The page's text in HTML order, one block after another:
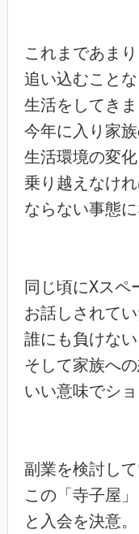
これまであま
追い込むことな
生活をしてきま
今年に入り家族
生活環境の変
乗り越えなけ
ならない事態に
同じ頃にXスペ
お話しされて
誰にも負けない
そして家族への
いい意味でシ
副業を検討して
この「寺子屋
と入会を決意。